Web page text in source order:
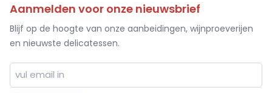
Aanmelden voor onze nieuwsbrief
Blijf op de hoogte van onze aanbeidingen, wijnproeverijen
en nieuwste delicatessen.